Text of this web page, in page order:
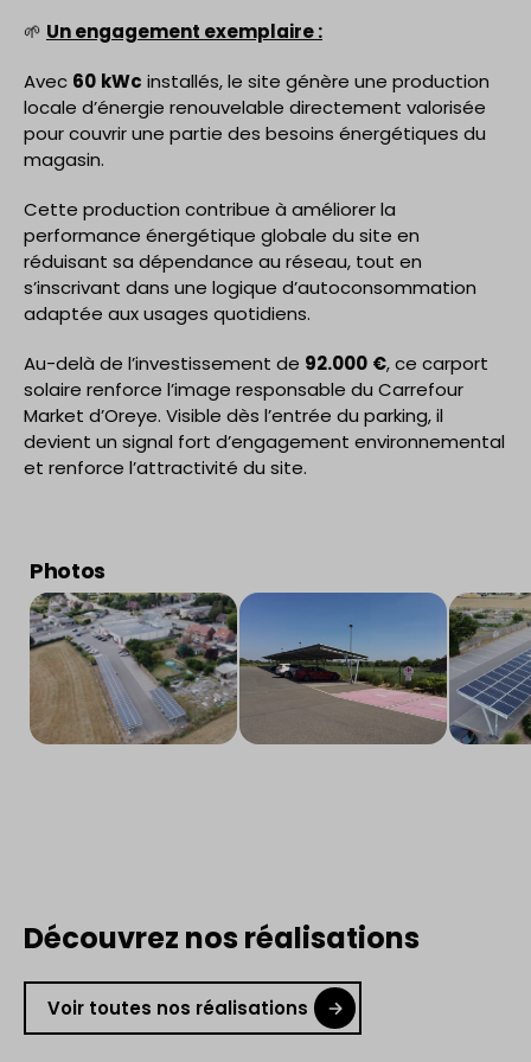
🌱 Un engagement exemplaire :
Avec 60 kWc installés, le site génère une production
locale d’énergie renouvelable directement valorisée
pour couvrir une partie des besoins énergétiques du
magasin.
Cette production contribue à améliorer la
performance énergétique globale du site en
réduisant sa dépendance au réseau, tout en
s’inscrivant dans une logique d’autoconsommation
adaptée aux usages quotidiens.
Au-delà de l’investissement de 92.000 €, ce carport
solaire renforce l’image responsable du Carrefour
Market d’Oreye. Visible dès l’entrée du parking, il
devient un signal fort d’engagement environnemental
et renforce l’attractivité du site.
Photos
Découvrez nos réalisations
Voir toutes nos réalisations